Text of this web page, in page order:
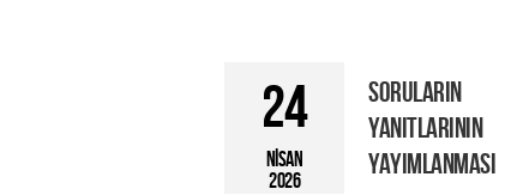
24
NİSAN
2026
SORULARIN
YANITLARININ
YAYIMLANMASI